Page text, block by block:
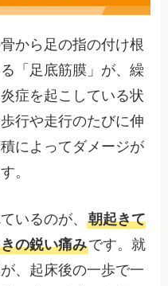
から足の指の付け根
「足底筋膜」が、繰
症を起こしている状
行や走行のたびに伸
によってダメージが
。
いるのが、朝起きて
の鋭い痛みです。就
、起床後の一歩で一